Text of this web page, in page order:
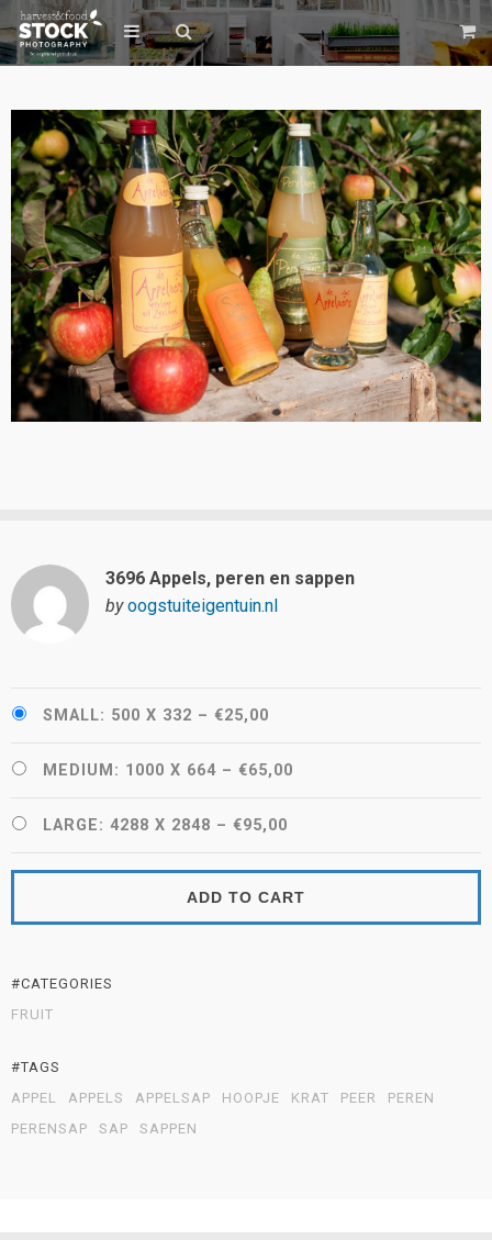
3696 Appels, peren en sappen
by oogstuiteigentuin.nl
SMALL: 500 X 332 – €25,00
MEDIUM: 1000 X 664 – €65,00
LARGE: 4288 X 2848 – €95,00
ADD TO CART
#CATEGORIES
FRUIT
#TAGS
APPEL
APPELS APPELSAP HOOPJE KRAT PEER
PEREN
PERENSAP
SAP SAPPEN